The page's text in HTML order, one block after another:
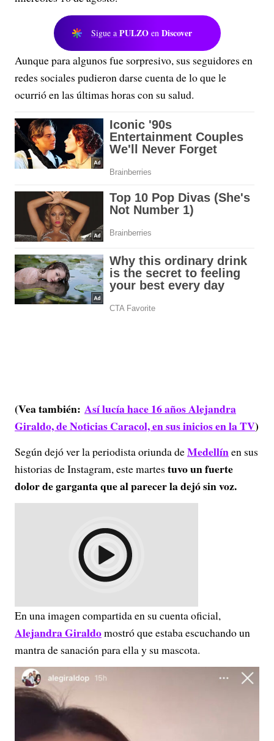
Sigue a PULZO en Discover
Aunque para algunos fue sorpresivo, sus seguidores en
redes sociales pudieron darse cuenta de lo que le
ocurrió en las últimas horas con su salud.
(Vea también: Así lucía hace 16 años Alejandra
Giraldo, de Noticias Caracol, en sus inicios en la TV)
Según dejó ver la periodista oriunda deMedellínen sus
historias de Instagram, este martes tuvo un fuerte
dolor de garganta que al parecer la dejó sin voz.
En una imagen compartida en su cuenta oficial,
Alejandra Giraldomostró que estaba escuchando un
mantra de sanación para ella y su mascota.